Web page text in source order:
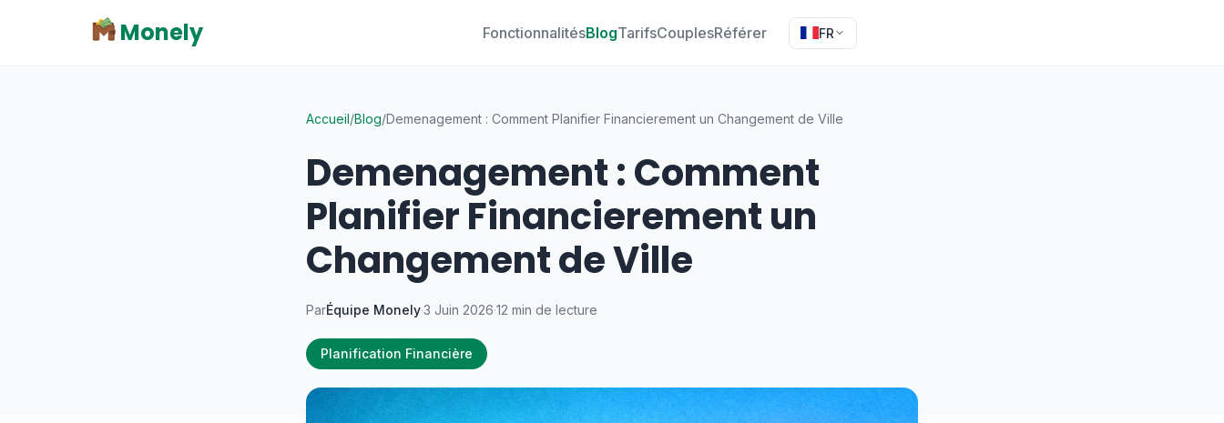
Monely FonctionnalitésBlogTarifsCouplesRéférer FR
Accueil/Blog/Demenagement : Comment Planifier Financierement un Changement de Ville
Demenagement : Comment
Planifier Financierement un
Changement de Ville
ParÉquipe Monely·3 Juin 2026·12 min de lecture
Planification Financière